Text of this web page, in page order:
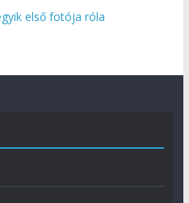
első fotója róla